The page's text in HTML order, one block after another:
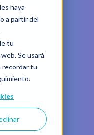
haya
a partir del
tu
Se usará
recordar tu
del